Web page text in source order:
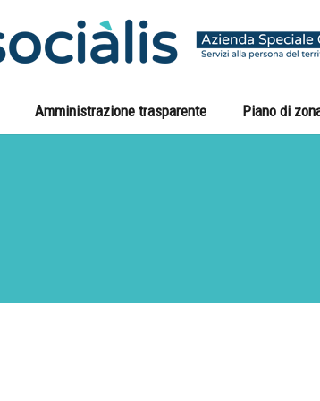
Amministrazione trasparente Piano di